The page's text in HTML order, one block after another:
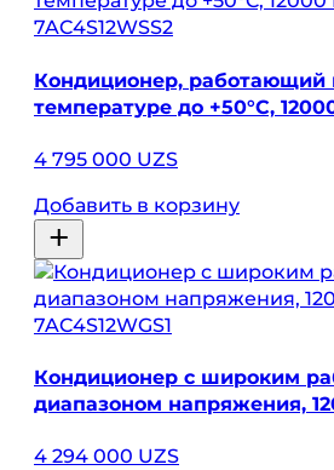
7AC4S12WSS2
Кондиционер, работающий
температуре до +50°C,
4 795 000 UZS
Добавить в корзину
7AC4S12WGS1
Кондиционер с широким
диапазоном напряжения,
4 294 000 UZS